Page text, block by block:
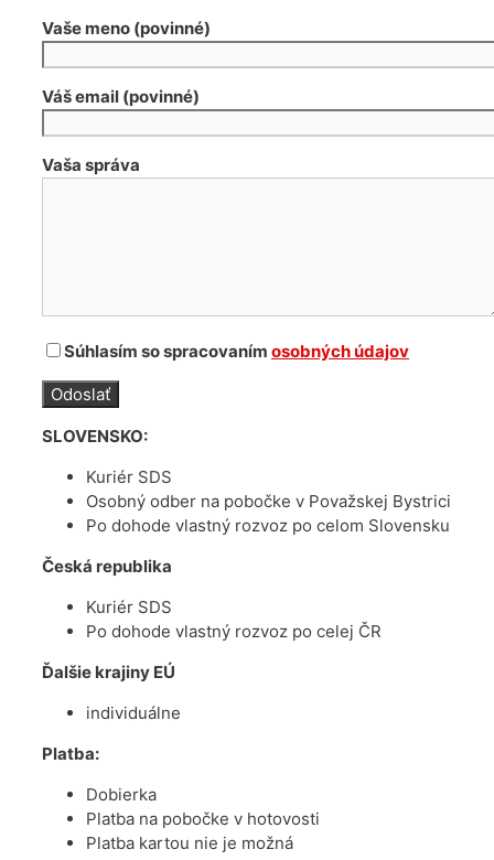
Vaše meno (povinné)
Váš email (povinné)
Vaša správa
Súhlasím so spracovaním osobných údajov
SLOVENSKO:
Kuriér SDS
Osobný odber na pobočke v Považskej Bystrici
Po dohode vlastný rozvoz po celom Slovensku
Česká republika
Kuriér SDS
Po dohode vlastný rozvoz po celej ČR
Ďalšie krajiny EÚ
individuálne
Platba:
Dobierka
Platba na pobočke v hotovosti
Platba kartou nie je možná